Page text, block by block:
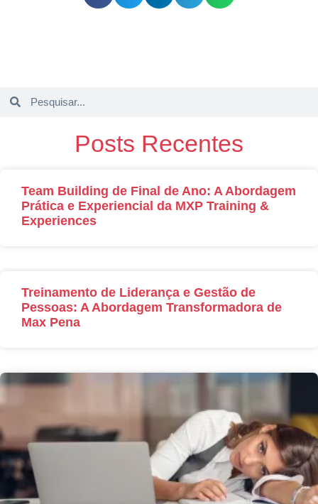
Posts Recentes
Team Building de Final de Ano: A Abordagem
Prática e Experiencial da MXP Training &
Experiences
Treinamento de Liderança e Gestão de
Pessoas: A Abordagem Transformadora de
Max Pena